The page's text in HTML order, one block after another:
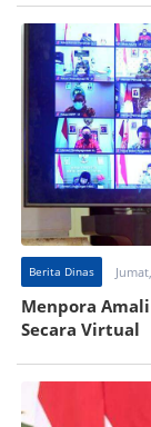
Berita Dinas
Menpora Amali
Secara Virtual